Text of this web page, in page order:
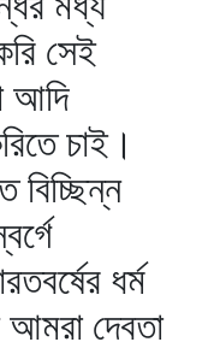
সেই
আদি
চাই।
ধর্ম
আমরা দেবতা